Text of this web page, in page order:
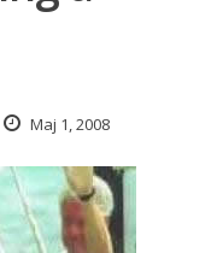
Maj 1, 2008